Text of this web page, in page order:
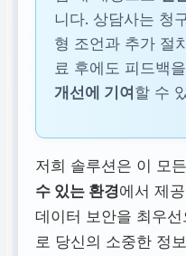
니다. 상담사는 청
형 조언과 추가 절
료 후에도 피드백
개선에 기여할 수
저희 솔루션은 이 모
수 있는 환경에서 제
데이터 보안을 최우
로 당신의 소중한 정